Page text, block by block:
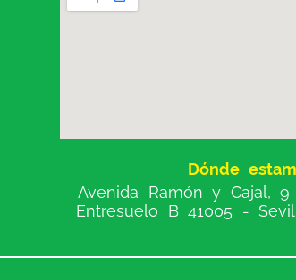
Dónde
Avenida Ramón y Cajal, 9
Entresuelo B 41005 -